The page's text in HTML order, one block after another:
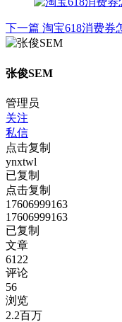
下一篇 淘宝618消费券
张俊SEM
管理员
关注
私信
点击复制
ynxtwl
已复制
点击复制
17606999163
17606999163
已复制
文章
6122
评论
56
浏览
2.2百万